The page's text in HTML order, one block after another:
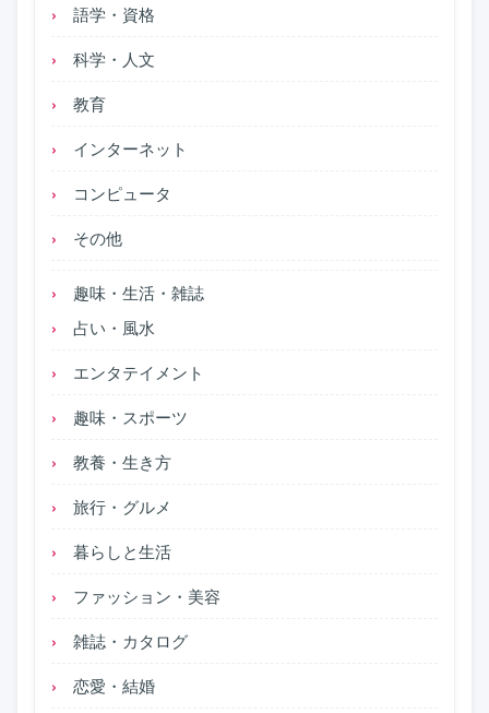
語学・資格
科学・人文
教育
インターネット
コンピュータ
その他
趣味・生活・雑誌
占い・風水
エンタテイメント
趣味・スポーツ
教養・生き方
旅行・グルメ
暮らしと生活
ファッション・美容
雑誌・カタログ
恋愛・結婚